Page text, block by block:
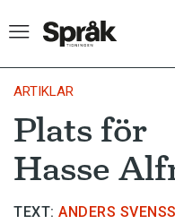
Hem
Artiklar
Krönikor
ARTIKLAR
Plats för
Hasse
TEXT: ANDERS